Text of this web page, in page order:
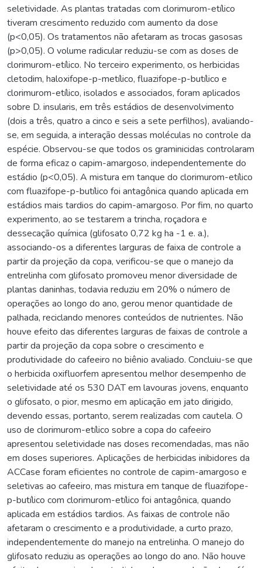
seletividade. As plantas tratadas com clorimurom-etílico
tiveram crescimento reduzido com aumento da dose
(p<0,05). Os tratamentos não afetaram as trocas gasosas
(p>0,05). O volume radicular reduziu-se com as doses de
clorimurom-etílico. No terceiro experimento, os herbicidas
cletodim, haloxifope-p-metílico, fluazifope-p-butílico e
clorimurom-etílico, isolados e associados, foram aplicados
sobre D. insularis, em três estádios de desenvolvimento
(dois a três, quatro a cinco e seis a sete perfilhos), avaliando-
se, em seguida, a interação dessas moléculas no controle da
espécie. Observou-se que todos os graminicidas controlaram
de forma eficaz o capim-amargoso, independentemente do
estádio (p<0,05). A mistura em tanque do clorimurom-etílico
com fluazifope-p-butílico foi antagônica quando aplicada em
estádios mais tardios do capim-amargoso. Por fim, no quarto
experimento, ao se testarem a trincha, roçadora e
dessecação química (glifosato 0,72 kg ha -1 e. a.),
associando-os a diferentes larguras de faixa de controle a
partir da projeção da copa, verificou-se que o manejo da
entrelinha com glifosato promoveu menor diversidade de
plantas daninhas, todavia reduziu em 20% o número de
operações ao longo do ano, gerou menor quantidade de
palhada, reciclando menores conteúdos de nutrientes. Não
houve efeito das diferentes larguras de faixas de controle a
partir da projeção da copa sobre o crescimento e
produtividade do cafeeiro no biênio avaliado. Concluiu-se que
o herbicida oxifluorfem apresentou melhor desempenho de
seletividade até os 530 DAT em lavouras jovens, enquanto
o glifosato, o pior, mesmo em aplicação em jato dirigido,
devendo essas, portanto, serem realizadas com cautela. O
uso de clorimurom-etílico sobre a copa do cafeeiro
apresentou seletividade nas doses recomendadas, mas não
em doses superiores. Aplicações de herbicidas inibidores da
ACCase foram eficientes no controle de capim-amargoso e
seletivas ao cafeeiro, mas mistura em tanque de fluazifope-
p-butílico com clorimurom-etílico foi antagônica, quando
aplicada em estádios tardios. As faixas de controle não
afetaram o crescimento e a produtividade, a curto prazo,
independentemente do manejo na entrelinha. O manejo do
glifosato reduziu as operações ao longo do ano. Não houve